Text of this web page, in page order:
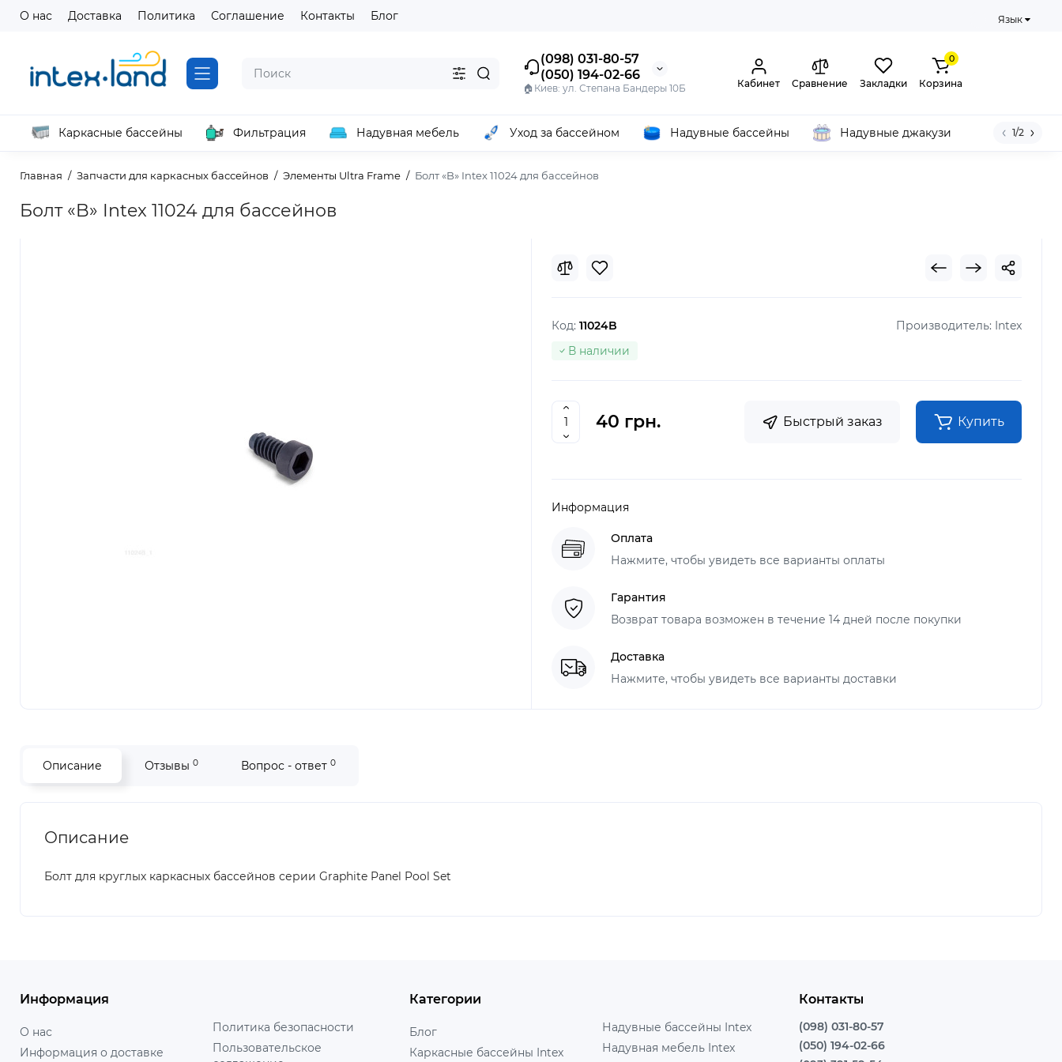
О нас Доставка Политика Соглашение Контакты Блог Язык
(098) 031-80-57
(050) 194-02-66
🏠Киев: ул. Степана Бандеры 10Б Кабинет Сравнение Закладки
0
Корзина
Каркасные бассейны Фильтрация Надувная мебель Уход за бассейном Надувные бассейны Надувные джакузи 1/2
Главная Запчасти для каркасных бассейнов Элементы Ultra Frame Болт «B» Intex 11024 для бассейнов
Болт «B» Intex 11024 для бассейнов
Код: 11024B Производитель: Intex
В наличии
40 грн. Быстрый заказ Купить
Информация
Оплата
Нажмите, чтобы увидеть все варианты оплаты
Гарантия
Возврат товара возможен в течение 14 дней после покупки
Доставка
Нажмите, чтобы увидеть все варианты доставки
Описание Отзывы 0 Вопрос - ответ 0
Описание
Болт для круглых каркасных бассейнов серии Graphite Panel Pool Set
Информация
О нас
Информация о доставке
Политика безопасности
Пользовательское
Категории
Блог
Каркасные бассейны Intex
Надувные бассейны Intex
Надувная мебель Intex
Контакты
(098) 031-80-57
(050) 194-02-66